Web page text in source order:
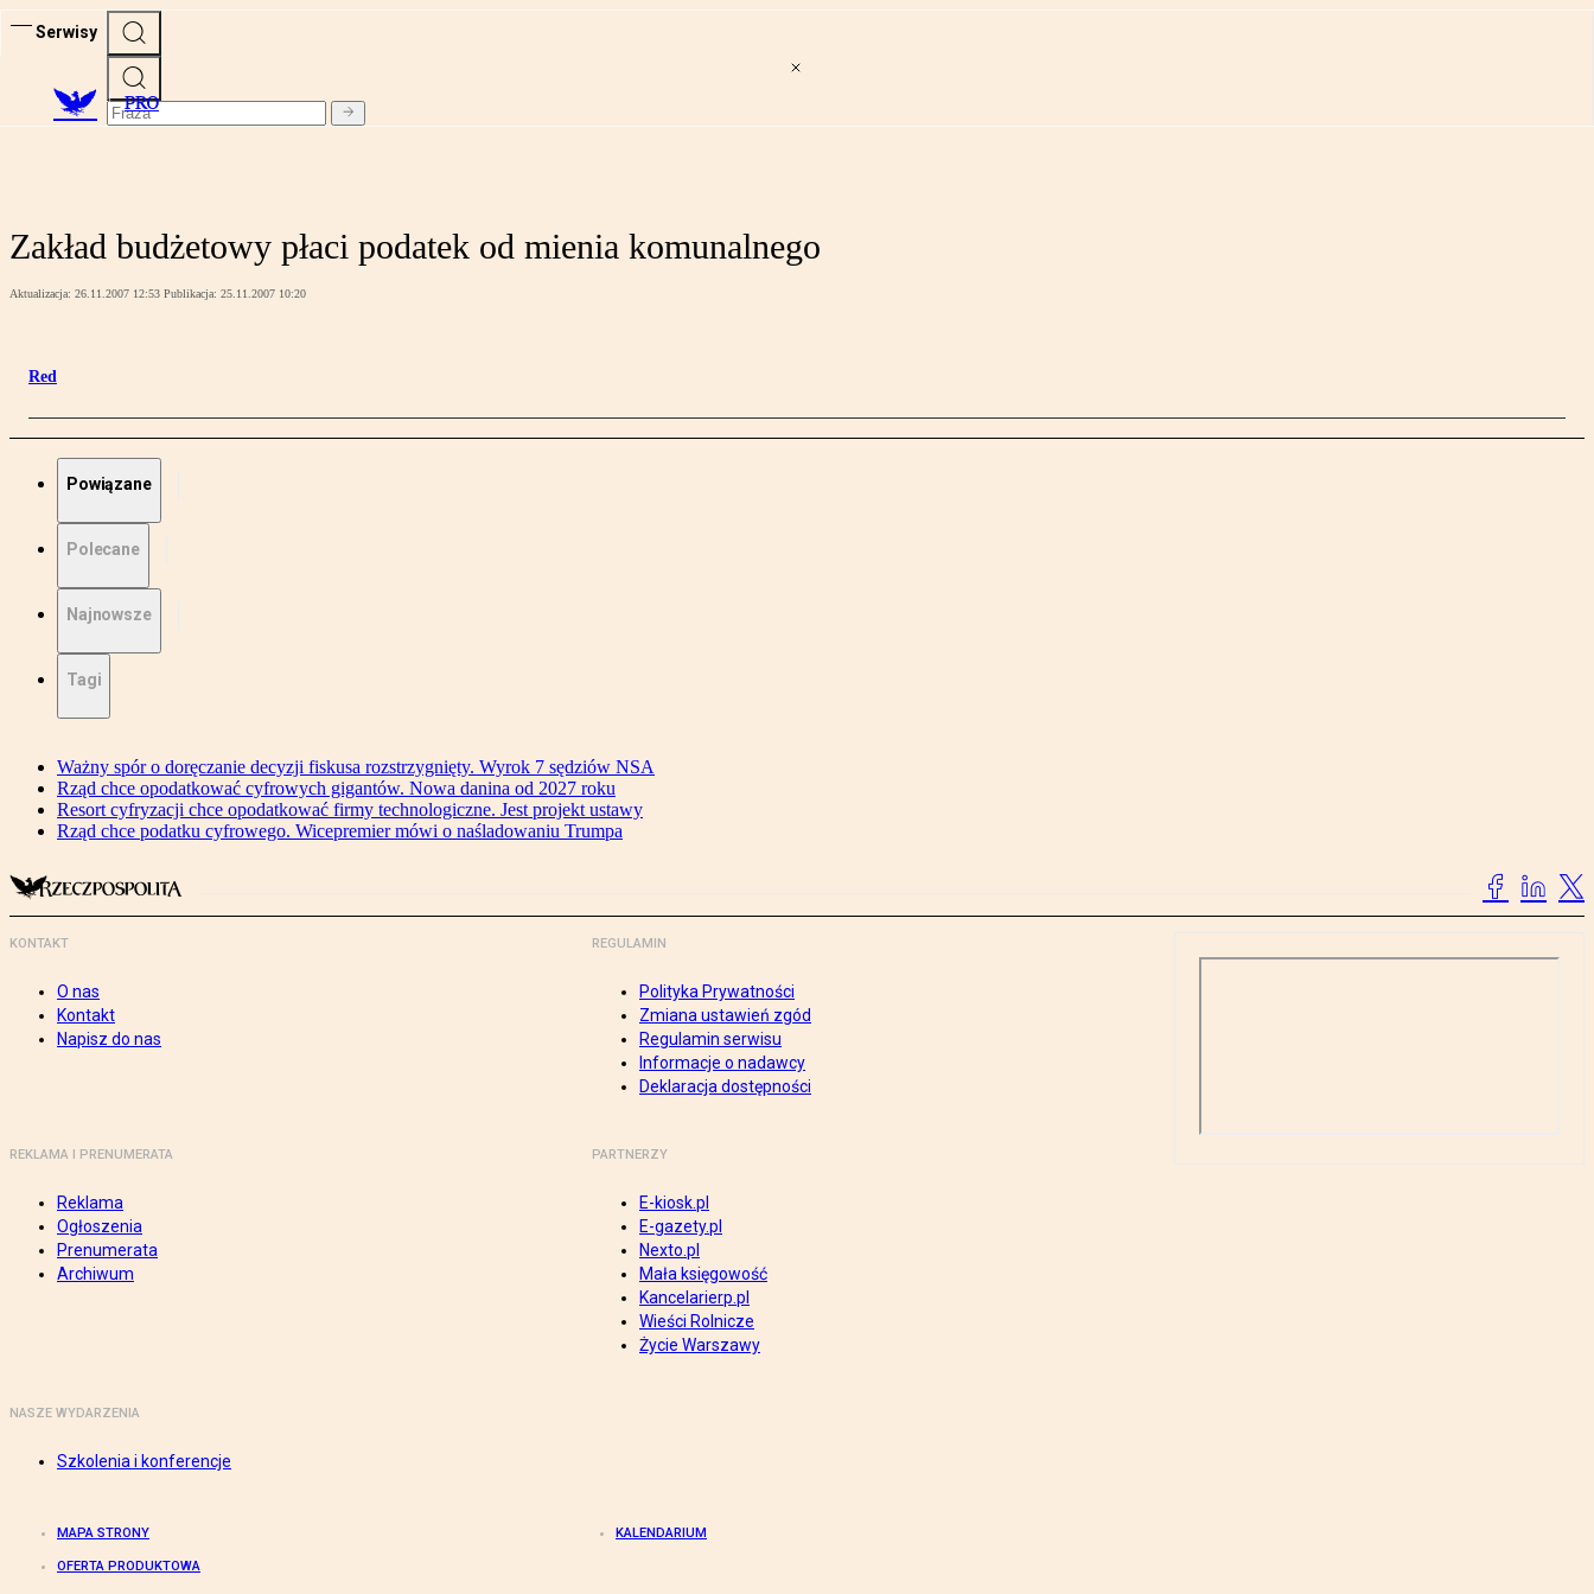
Serwisy
PRO
Zakład budżetowy płaci podatek od mienia komunalnego
Aktualizacja: 26.11.2007 12:53 Publikacja: 25.11.2007 10:20
Red
Powiązane
Polecane
Najnowsze
Tagi
Ważny spór o doręczanie decyzji fiskusa rozstrzygnięty. Wyrok 7 sędziów NSA
Rząd chce opodatkować cyfrowych gigantów. Nowa danina od 2027 roku
Resort cyfryzacji chce opodatkować firmy technologiczne. Jest projekt ustawy
Rząd chce podatku cyfrowego. Wicepremier mówi o naśladowaniu Trumpa
KONTAKT
O nas
Kontakt
Napisz do nas
REGULAMIN
Polityka Prywatności
Zmiana ustawień zgód
Regulamin serwisu
Informacje o nadawcy
Deklaracja dostępności
REKLAMA I PRENUMERATA
Reklama
Ogłoszenia
Prenumerata
Archiwum
PARTNERZY
E-kiosk.pl
E-gazety.pl
Nexto.pl
Mała księgowość
Kancelarierp.pl
Wieści Rolnicze
Życie Warszawy
NASZE WYDARZENIA
Szkolenia i konferencje
MAPA STRONY KALENDARIUM
OFERTA PRODUKTOWA